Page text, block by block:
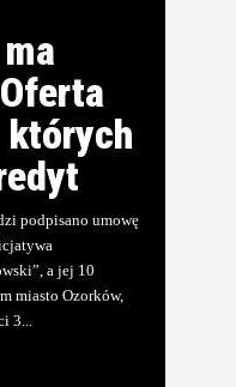
podpisano umowę
a jej 10
miasto Ozorków,
3